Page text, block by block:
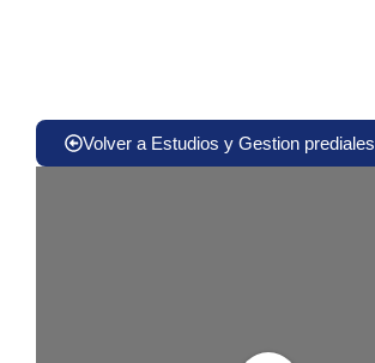
Volver a Estudios y Gestion prediales